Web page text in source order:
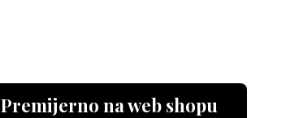
Premijerno na web shopu